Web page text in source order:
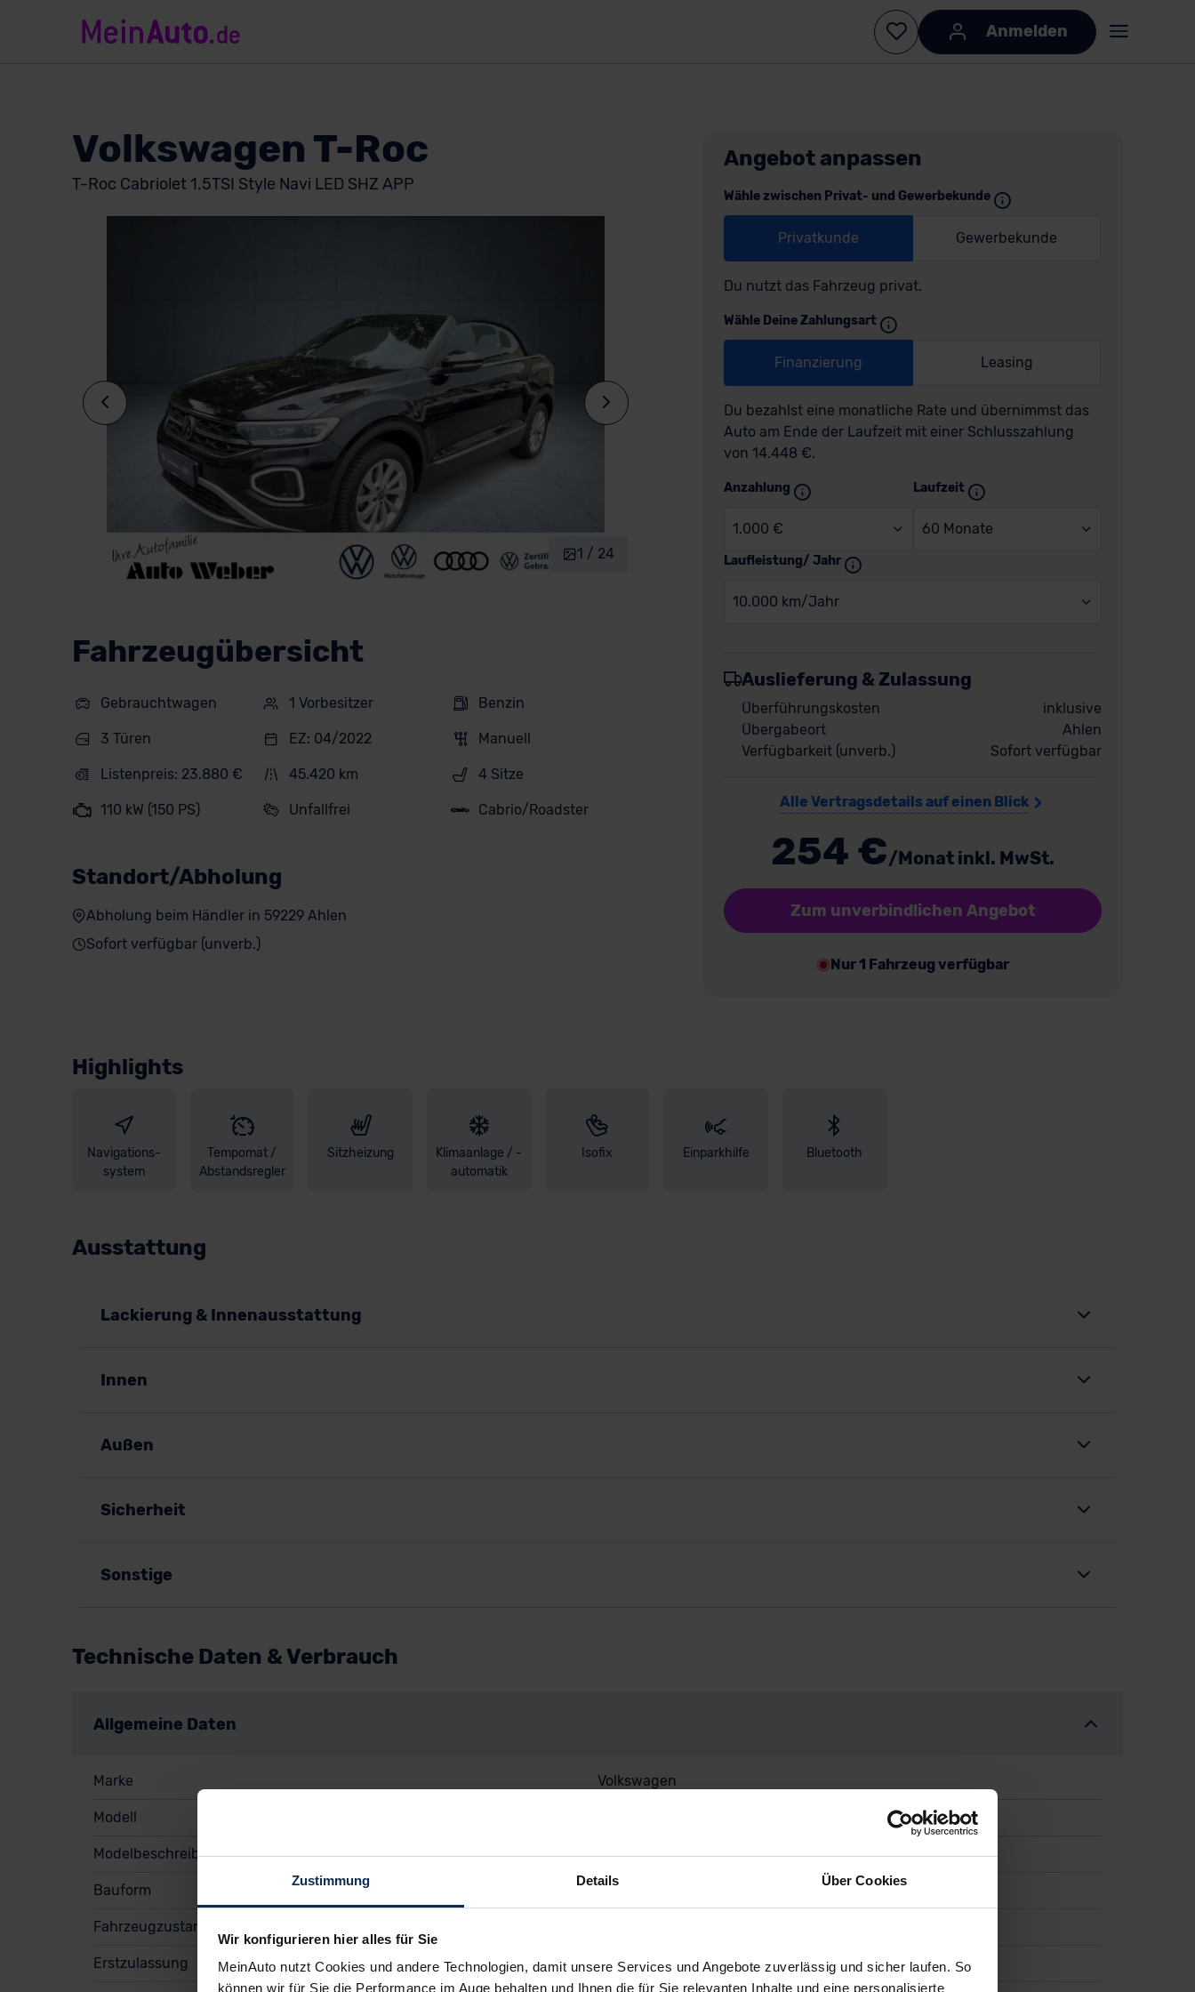
Zustimmung Details Über Cookies
Wir konfigurieren hier alles für Sie
MeinAuto nutzt Cookies und andere Technologien, damit unsere Services und Angebote zuverlässig und sicher laufen. So
können wir für Sie die Performance im Auge behalten und Ihnen die für Sie relevanten Inhalte und eine personalisierte
Anmelden
Volkswagen T-Roc
T-Roc Cabriolet 1.5TSI Style Navi LED SHZ APP
1 / 24
Fahrzeugübersicht
Gebrauchtwagen 1 Vorbesitzer Benzin
3 Türen EZ: 04/2022 Manuell
Listenpreis: 23.880 € 45.420 km 4 Sitze
110 kW (150 PS) Unfallfrei Cabrio/Roadster
Standort/Abholung
Abholung beim Händler in 59229 Ahlen
Sofort verfügbar (unverb.)
Angebot anpassen
Wähle zwischen Privat- und Gewerbekunde
Privatkunde Gewerbekunde
Du nutzt das Fahrzeug privat.
Wähle Deine Zahlungsart
Finanzierung Leasing
Du bezahlst eine monatliche Rate und übernimmst das
Auto am Ende der Laufzeit mit einer Schlusszahlung
von 14.448 €.
Anzahlung
1.000 €
Laufzeit
60 Monate
Laufleistung/ Jahr
10.000 km/Jahr
Auslieferung & Zulassung
Überführungskosten
inklusive
Übergabeort
Ahlen
Verfügbarkeit (unverb.)
Sofort verfügbar
Alle Vertragsdetails auf einen Blick
254 €/Monat inkl. MwSt.
Zum unverbindlichen Angebot
Nur 1 Fahrzeug verfügbar
Highlights
Navigations-
system
Tempomat /
Abstandsregler
Sitzheizung
Klimaanlage / -
automatik
Isofix Einparkhilfe Bluetooth
Ausstattung
Lackierung & Innenausstattung
Innen
Außen
Sicherheit
Sonstige
Technische Daten & Verbrauch
Allgemeine Daten
Marke Volkswagen
Modell
Modelbeschreibung T-Roc Cabriolet 1.5TSI Style Navi LED SHZ APP
Bauform Cabrio/Roadster
Fahrzeugzustand
Erstzulassung 04/2022